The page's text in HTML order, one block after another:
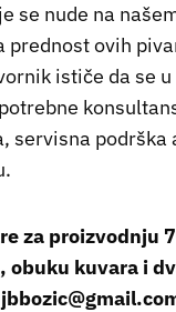
se nude na
prednost ovih
ističe da se
servisna
za proizvodnju
kuvara i